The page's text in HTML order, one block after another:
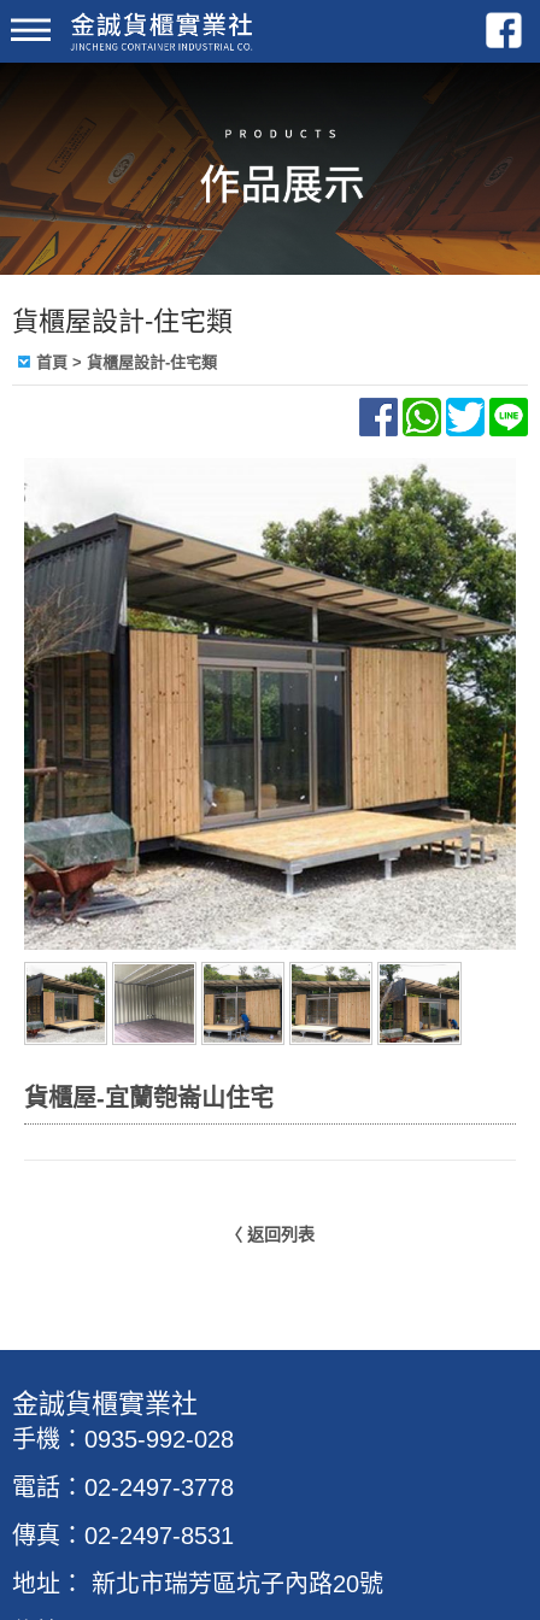
貨櫃屋設計-住宅類
首頁 > 貨櫃屋設計-住宅類
貨櫃屋-宜蘭匏崙山住宅
〈 返回列表
​金誠貨櫃實業社
手機：0935-992-028
電話：02-2497-3778
傳真：02-2497-8531
地址 ：
新北市瑞芳區坑子內路20號